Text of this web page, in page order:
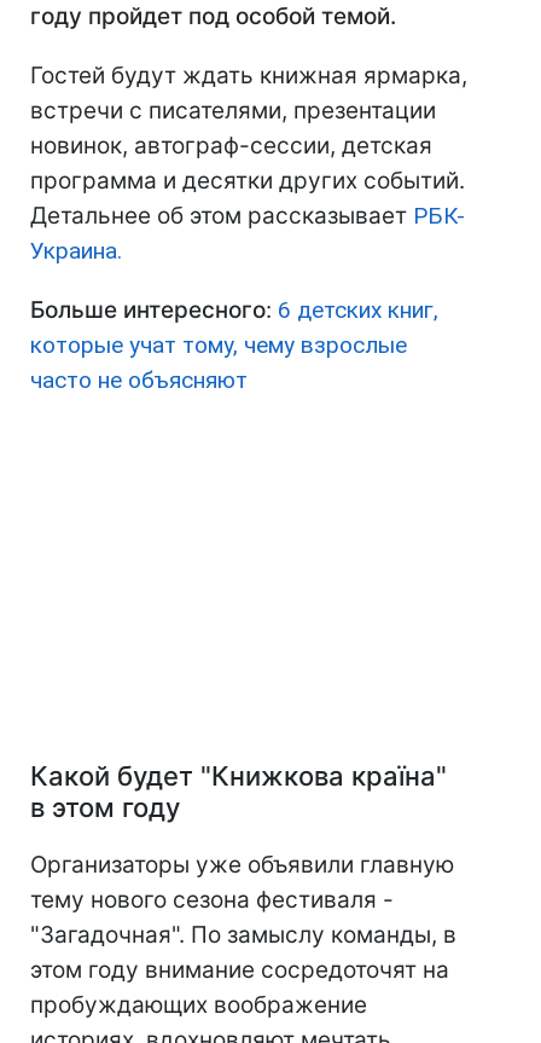
году пройдет под особой темой.
Гостей будут ждать книжная ярмарка,
встречи с писателями, презентации
новинок, автограф-сессии, детская
программа и десятки других событий.
Детальнее об этом рассказывает РБК-
Украина.
Больше интересного: 6 детских книг,
которые учат тому, чему взрослые
часто не объясняют
Какой будет "Книжкова країна"
в этом году
Организаторы уже объявили главную
тему нового сезона фестиваля -
"Загадочная". По замыслу команды, в
этом году внимание сосредоточят на
пробуждающих воображение